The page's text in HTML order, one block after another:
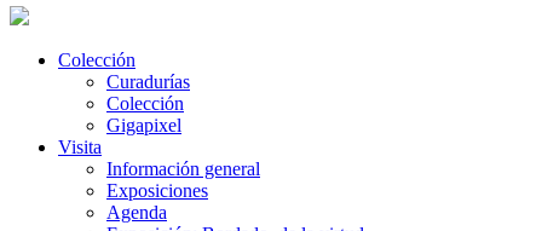
Colección
Curadurías
Colección
Gigapixel
Visita
Información general
Exposiciones
Agenda